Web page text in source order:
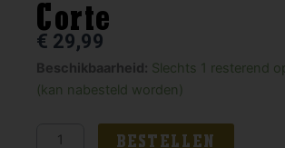
Corte
€ 29,99
Beschikbaarheid: Slechts 1 resterend
(kan nabesteld worden)
Salentein
Numina
Corte
BESTELLEN